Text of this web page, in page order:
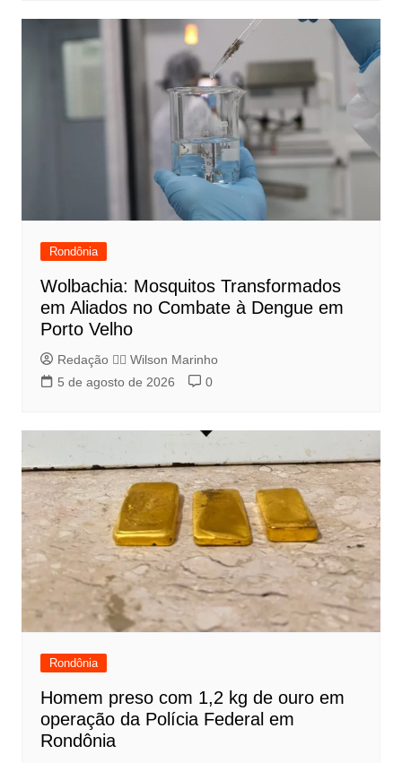
Rondônia
Wolbachia: Mosquitos Transformados
em Aliados no Combate à Dengue em
Porto Velho
Redação 👨‍⚖️​ Wilson Marinho
5 de agosto de 2026
0
Rondônia
Homem preso com 1,2 kg de ouro em
operação da Polícia Federal em
Rondônia